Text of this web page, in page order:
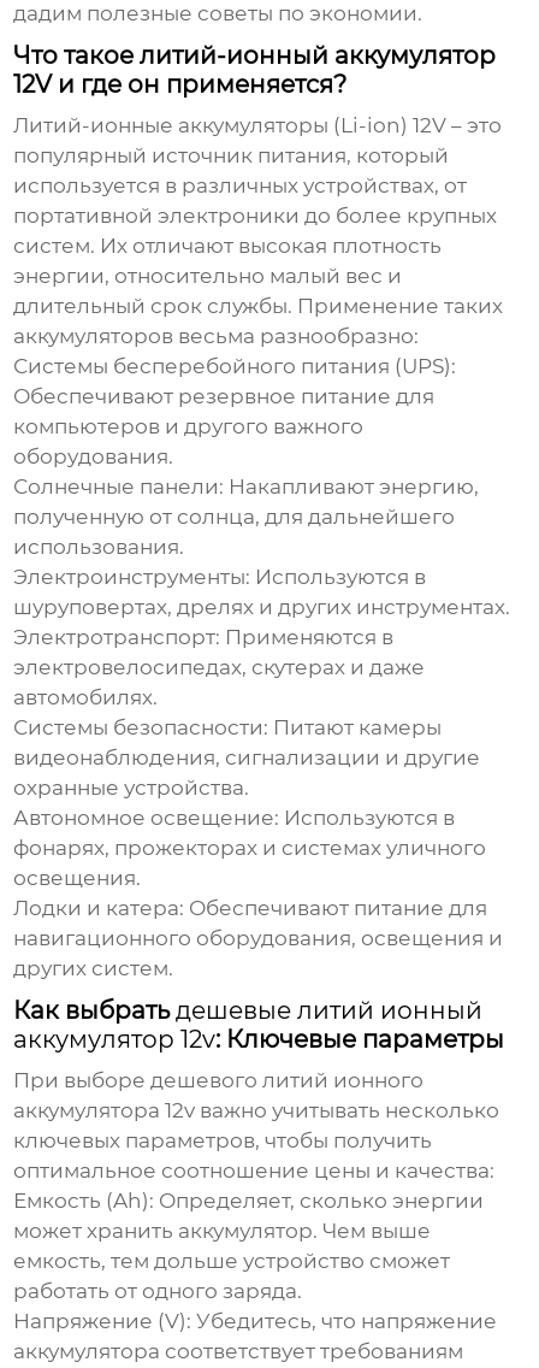
дадим полезные советы по экономии.
Что такое литий-ионный аккумулятор
12V и где он применяется?
Литий-ионные аккумуляторы (Li-ion) 12V – это
популярный источник питания, который
используется в различных устройствах, от
портативной электроники до более крупных
систем. Их отличают высокая плотность
энергии, относительно малый вес и
длительный срок службы. Применение таких
аккумуляторов весьма разнообразно:
Системы бесперебойного питания (UPS):
Обеспечивают резервное питание для
компьютеров и другого важного
оборудования.
Солнечные панели: Накапливают энергию,
полученную от солнца, для дальнейшего
использования.
Электроинструменты: Используются в
шуруповертах, дрелях и других инструментах.
Электротранспорт: Применяются в
электровелосипедах, скутерах и даже
автомобилях.
Системы безопасности: Питают камеры
видеонаблюдения, сигнализации и другие
охранные устройства.
Автономное освещение: Используются в
фонарях, прожекторах и системах уличного
освещения.
Лодки и катера: Обеспечивают питание для
навигационного оборудования, освещения и
других систем.
Как выбратьдешевые литий ионный
аккумулятор 12v: Ключевые параметры
При выборедешевого литий ионного
аккумулятора 12v важно учитывать несколько
ключевых параметров, чтобы получить
оптимальное соотношение цены и качества:
Емкость (Ah): Определяет, сколько энергии
может хранить аккумулятор. Чем выше
емкость, тем дольше устройство сможет
работать от одного заряда.
Напряжение (V): Убедитесь, что напряжение
аккумулятора соответствует требованиям